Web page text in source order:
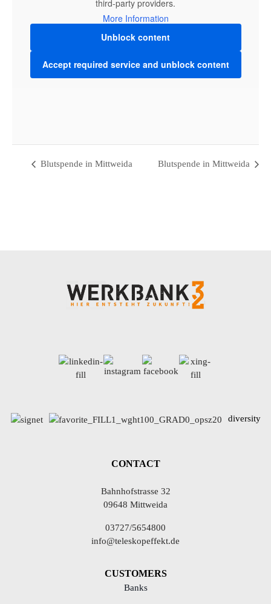
VENUE
third-party providers.
More Information
Unblock content
Accept required service and unblock content
Blutspende in Mittweida Blutspende in Mittweida
diversity
CONTACT
Bahnhofstrasse 32
09648 Mittweida
03727/5654800
info@teleskopeffekt.de
CUSTOMERS
Banks